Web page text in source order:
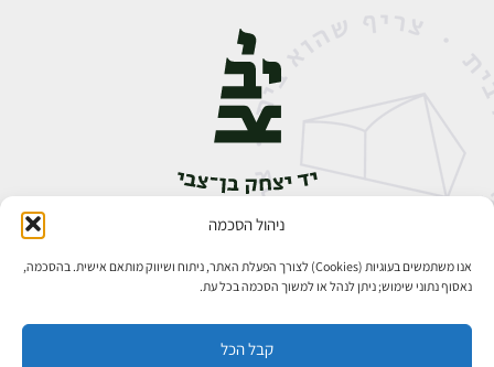
ניהול הסכמה
אנו משתמשים בעוגיות (Cookies) לצורך הפעלת האתר, ניתוח ושיווק מותאם אישית. בהסכמה,
נאסוף נתוני שימוש; ניתן לנהל או למשוך הסכמה בכל עת.
קבל הכל
אבן גבירול 14, רחביה, ירושלים